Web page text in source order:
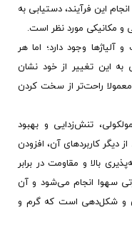
این فرآیند، دستیابی به
و مکانیکی مورد نظر است.
آلیاژها وجود دارد؛ اما هر
این تغییر از خود نشان
راحت‌تر از سخت کردن
تنش‌زدایی و بهبود
کاربردهای آن، افزودن
بالا و مقاومت در برابر
سهوا انجام می‌شود و آن
و شکل‌دهی است که گرم و